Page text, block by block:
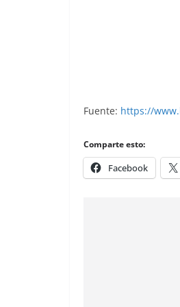
Fuente: https://
Comparte esto:
Facebook